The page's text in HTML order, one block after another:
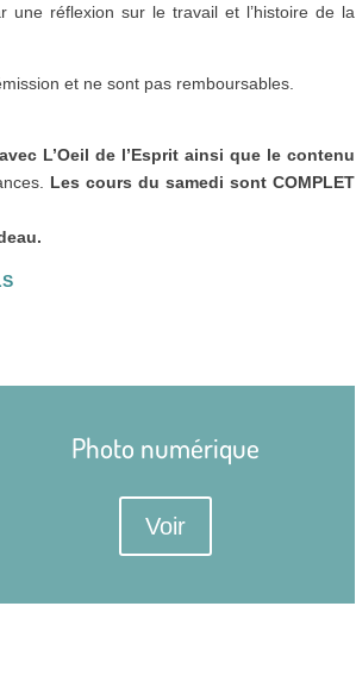
une réflexion sur le travail et l’histoire de la
et ne sont pas remboursables.
L’Oeil de l’Esprit ainsi que le contenu
Les cours du samedi sont COMPLET
Photo numérique
Voir